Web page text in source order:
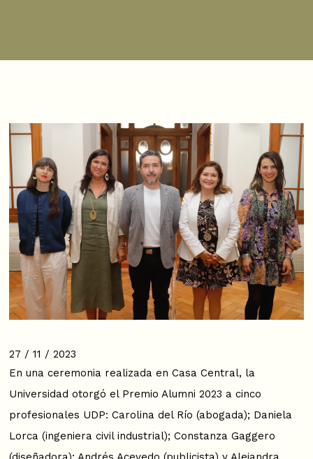
27 / 11 / 2023
En una ceremonia realizada en Casa Central, la
Universidad otorgó el Premio Alumni 2023 a cinco
profesionales UDP: Carolina del Río (abogada); Daniela
Lorca (ingeniera civil industrial); Constanza Gaggero